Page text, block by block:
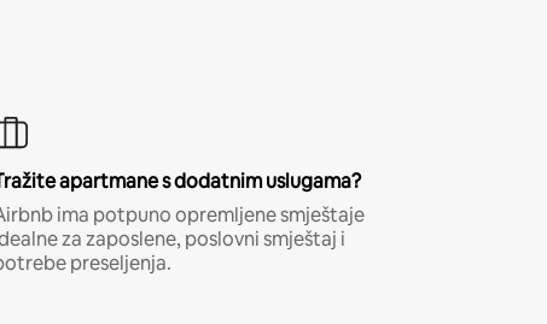
apartmane s dodatnim uslugama?
ima potpuno opremljene smještaje
za zaposlene, poslovni smještaj i
preseljenja.